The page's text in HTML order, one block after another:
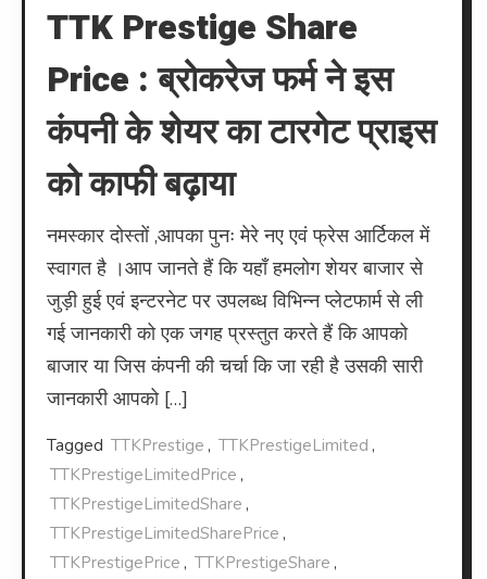
TTK Prestige Share
Price : ब्रोकरेज फर्म ने इस
कंपनी के शेयर का टारगेट प्राइस
को काफी बढ़ाया
नमस्कार दोस्तों ,आपका पुनः मेरे नए एवं फ्रेस आर्टिकल में
स्वागत है ।आप जानते हैं कि यहाँ हमलोग शेयर बाजार से
जुड़ी हुई एवं इन्टरनेट पर उपलब्ध विभिन्न प्लेटफार्म से ली
गई जानकारी को एक जगह प्रस्तुत करते हैं कि आपको
बाजार या जिस कंपनी की चर्चा कि जा रही है उसकी सारी
जानकारी आपको […]
Tagged TTKPrestige , TTKPrestigeLimited ,
TTKPrestigeLimitedPrice ,
TTKPrestigeLimitedShare ,
TTKPrestigeLimitedSharePrice ,
TTKPrestigePrice , TTKPrestigeShare ,